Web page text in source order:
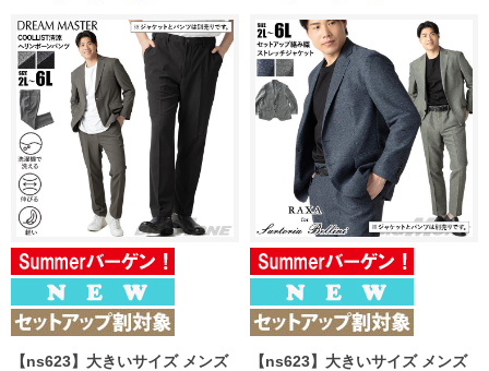
【ns623】大きいサイズ メンズ
【ns623】大きいサイズ メンズ